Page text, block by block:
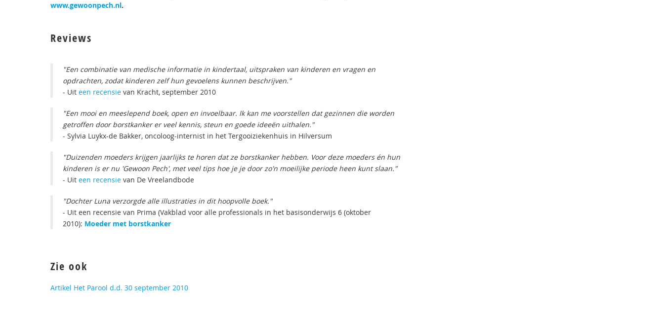
www.gewoonpech.nl.
Reviews
"Een combinatie van medische informatie in kindertaal, uitspraken van kinderen en vragen en
opdrachten, zodat kinderen zelf hun gevoelens kunnen beschrijven."
- Uit een recensie van Kracht, september 2010
"Een mooi en meeslepend boek, open en invoelbaar. Ik kan me voorstellen dat gezinnen die worden
getroffen door borstkanker er veel kennis, steun en goede ideeën uithalen."
- Sylvia Luykx-de Bakker, oncoloog-internist in het Tergooiziekenhuis in Hilversum
"Duizenden moeders krijgen jaarlijks te horen dat ze borstkanker hebben. Voor deze moeders én hun
kinderen is er nu 'Gewoon Pech', met veel tips hoe je je door zo'n moeilijke periode heen kunt slaan."
- Uit een recensie van De Vreelandbode
"Dochter Luna verzorgde alle illustraties in dit hoopvolle boek."
- Uit een recensie van Prima (Vakblad voor alle professionals in het basisonderwijs 6 (oktober
2010): Moeder met borstkanker
Zie ook
Artikel Het Parool d.d. 30 september 2010